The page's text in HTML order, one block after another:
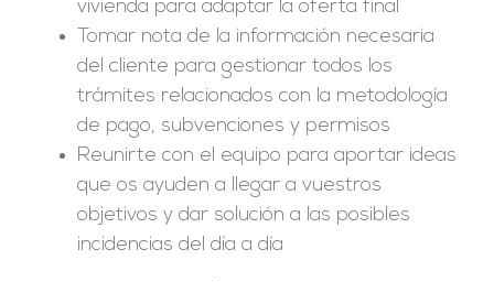
vivienda para adaptar la oferta final
Tomar nota de la información necesaria
del cliente para gestionar todos los
trámites relacionados con la metodología
de pago, subvenciones y permisos
Reunirte con el equipo para aportar ideas
que os ayuden a llegar a vuestros
objetivos y dar solución a las posibles
incidencias del día a día